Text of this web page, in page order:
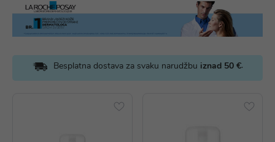
Besplatna dostava za svaku narudžbu iznad 50 €.